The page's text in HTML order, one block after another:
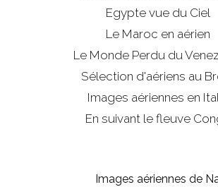
Egypte vue du Ciel
Le Maroc en aérien
Le Monde Perdu du
Sélection d'aériens au
Images aériennes en
En suivant le fleuve
Images aériennes de